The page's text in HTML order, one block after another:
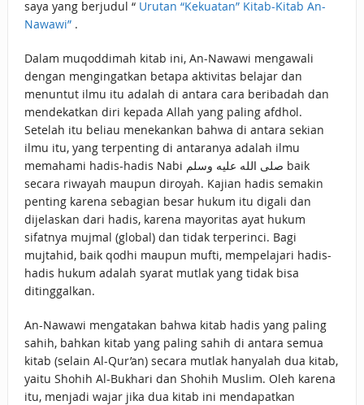
saya yang berjudul “Urutan “Kekuatan” Kitab-Kitab An-
Nawawi”.
Dalam muqoddimah kitab ini, An-Nawawi mengawali
dengan mengingatkan betapa aktivitas belajar dan
menuntut ilmu itu adalah di antara cara beribadah dan
mendekatkan diri kepada Allah yang paling afdhol.
Setelah itu beliau menekankan bahwa di antara sekian
ilmu itu, yang terpenting di antaranya adalah ilmu
memahami hadis-hadis Nabi صلى الله عليه وسلم baik
secara riwayah maupun diroyah. Kajian hadis semakin
penting karena sebagian besar hukum itu digali dan
dijelaskan dari hadis, karena mayoritas ayat hukum
sifatnya mujmal (global) dan tidak terperinci. Bagi
mujtahid, baik qodhi maupun mufti, mempelajari hadis-
hadis hukum adalah syarat mutlak yang tidak bisa
ditinggalkan.
An-Nawawi mengatakan bahwa kitab hadis yang paling
sahih, bahkan kitab yang paling sahih di antara semua
kitab (selain Al-Qur’an) secara mutlak hanyalah dua kitab,
yaitu Shohih Al-Bukhari dan Shohih Muslim. Oleh karena
itu, menjadi wajar jika dua kitab ini mendapatkan